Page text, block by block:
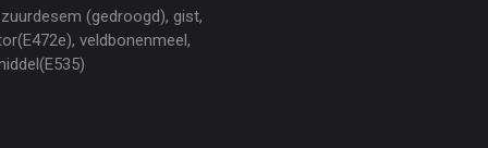
(gedroogd), gist,
veldbonenmeel,